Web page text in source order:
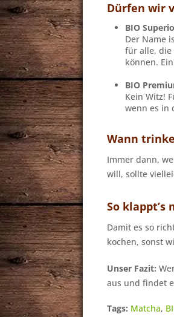
Dürfen wir
BIO
Der Name
für alle, die
können.
BIO
Kein Witz!
wenn es in
Wann
Immer dann,
will, sollte
So klappt’s
Damit es so
kochen, sonst
Unser Fazit:
aus und findet
Tags: Matcha,